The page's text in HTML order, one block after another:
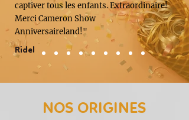
captiver tous les enfants. Extraordinaire!
Merci Cameron Show
Anniversaireland!"
Ridel
NOS ORIGINES